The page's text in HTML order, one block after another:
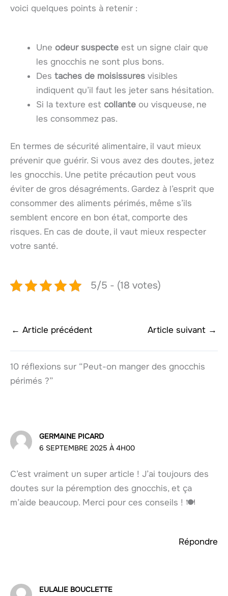
voici quelques points à retenir :
Une odeur suspecte est un signe clair que
les gnocchis ne sont plus bons.
Des taches de moisissures visibles
indiquent qu’il faut les jeter sans hésitation.
Si la texture est collante ou visqueuse, ne
les consommez pas.
En termes de sécurité alimentaire, il vaut mieux
prévenir que guérir. Si vous avez des doutes, jetez
les gnocchis. Une petite précaution peut vous
éviter de gros désagréments. Gardez à l’esprit que
consommer des aliments périmés, même s’ils
semblent encore en bon état, comporte des
risques. En cas de doute, il vaut mieux respecter
votre santé.
5/5 - (18 votes)
← Article précédent Article suivant →
10 réflexions sur “Peut-on manger des gnocchis
périmés ?”
GERMAINE PICARD
6 SEPTEMBRE 2025 À 4H00
C’est vraiment un super article ! J’ai toujours des
doutes sur la péremption des gnocchis, et ça
m’aide beaucoup. Merci pour ces conseils ! 🍽️
Répondre
EULALIE BOUCLETTE